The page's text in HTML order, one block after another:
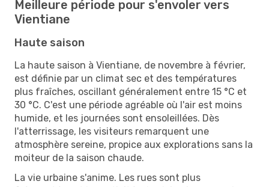
Meilleure période pour s'envoler vers
Vientiane
Haute saison
La haute saison à Vientiane, de novembre à février,
est définie par un climat sec et des températures
plus fraîches, oscillant généralement entre 15 °C et
30 °C. C'est une période agréable où l'air est moins
humide, et les journées sont ensoleillées. Dès
l'atterrissage, les visiteurs remarquent une
atmosphère sereine, propice aux explorations sans la
moiteur de la saison chaude.
La vie urbaine s'anime. Les rues sont plus